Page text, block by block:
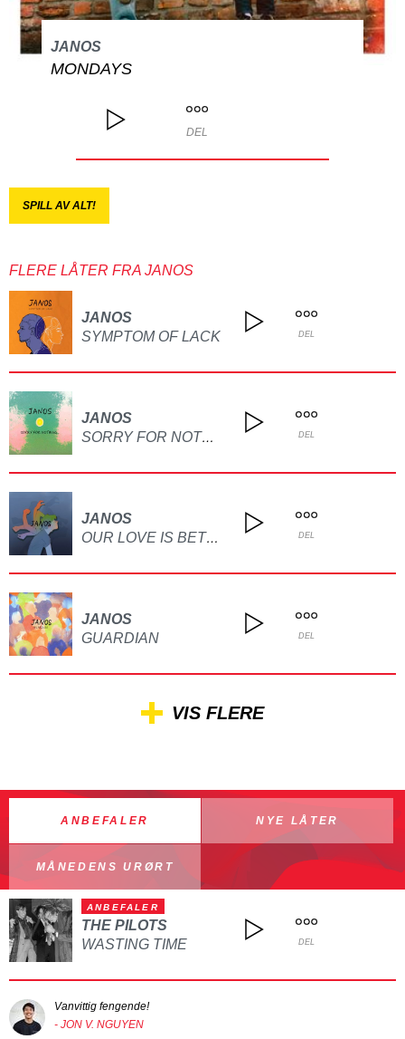
JANOS
MONDAYS
DEL
SPILL AV ALT!
FLERE LÅTER FRA JANOS
JANOS
SYMPTOM OF LACK
DEL
JANOS
SORRY FOR NOTHING DEL
JANOS
OUR LOVE IS BETTER WITHOUT ME DEL
JANOS
GUARDIAN
DEL
VIS FLERE
ANBEFALER NYE LÅTER
MÅNEDENS URØRT
ANBEFALER
THE PILOTS
WASTING TIME
DEL
Vanvittig fengende!
- JON V. NGUYEN